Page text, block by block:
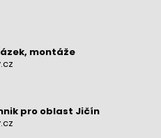
montáže
pro oblast Jičín